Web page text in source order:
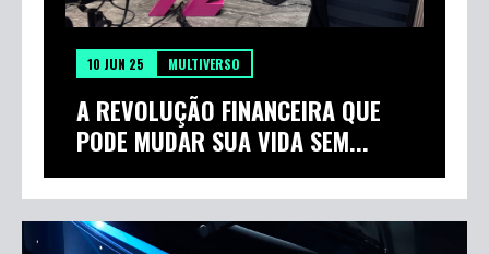
10 JUN 25 MULTIVERSO